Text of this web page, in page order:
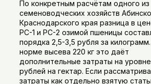
По конкретным расчётам одного из
семеноводческих хозяйств
Краснодарского края разница в
РС-1 и РС-2 озимой пшеницы
порядка 2,5-3,5 рубля за
норме высева 220 кг это даёт
дополнительные затраты на
рублей на гектар. Если
затраты как отдельно взятую